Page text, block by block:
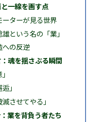
一線を画す点
ーターが見る世界
という名の「業」
への反逆
魂を揺さぶる瞬間
」
させてやる」
業を背負う者たち